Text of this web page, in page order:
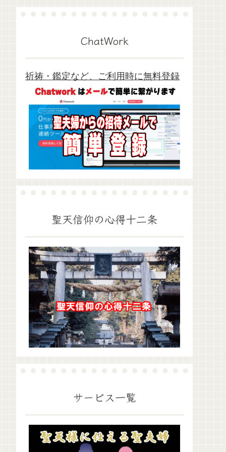
ChatWork
祈祷・鑑定など、ご利用時に無料登録
聖天信仰の心得十二条
サービス一覧